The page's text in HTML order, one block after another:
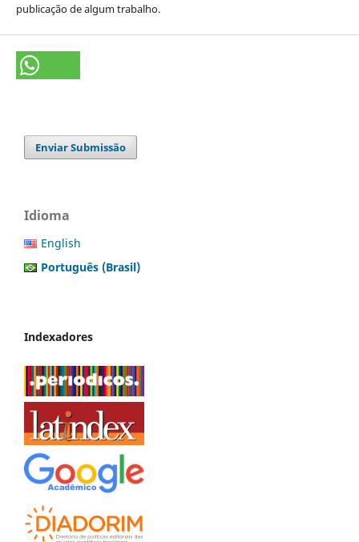
publicação de algum trabalho.
Enviar Submissão
Idioma
English
Português (Brasil)
Indexadores